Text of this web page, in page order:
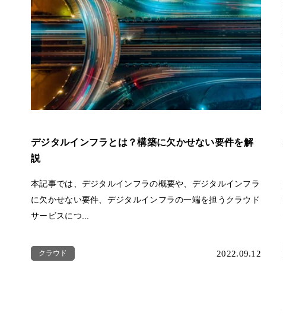
デジタルインフラとは？構築に欠かせない要件を解
説
本記事では、デジタルインフラの概要や、デジタルインフラ
に欠かせない要件、デジタルインフラの一端を担うクラウド
サービスにつ...
クラウド 2022.09.12